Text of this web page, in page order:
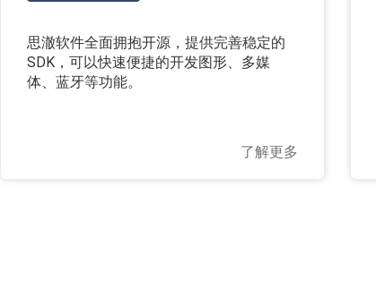
思澈软件全面拥抱开源，提供完善稳定的
SDK，可以快速便捷的开发图形、多媒
体、蓝牙等功能。
了解更多